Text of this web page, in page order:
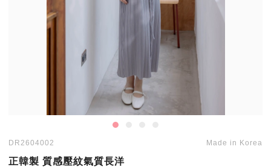
DR2604002 Made in Korea
正韓製 質感壓紋氣質長洋